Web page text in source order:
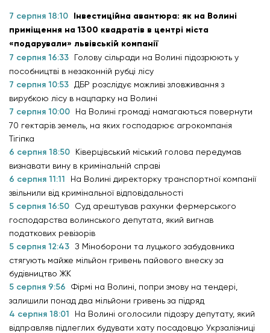
7 серпня 18:10 Інвестиційна авантюра: як на Волині
приміщення на 1300 квадратів в центрі міста
«подарували» львівській компанії
7 серпня 16:33
Голову сільради на Волині підозрюють у
пособництві в незаконній рубці лісу
7 серпня 10:53
ДБР розслідує можливі зловживання з
вирубкою лісу в нацпарку на Волині
7 серпня 10:00
На Волині громаді намагаються повернути
70 гектарів земель, на яких господарює агрокомпанія
Тігіпка
6 серпня 18:50
Ківерцівський міський голова передумав
визнавати вину в кримінальній справі
6 серпня 11:11
На Волині директорку транспортної компанії
звільнили від кримінальної відповідальності
5 серпня 16:50
Суд арештував рахунки фермерського
господарства волинського депутата, який вигнав
податкових ревізорів
5 серпня 12:43 З Міноборони та луцького забудовника
стягують майже мільйон гривень пайового внеску за
будівництво ЖК
5 серпня 9:56
Фірмі на Волині, попри змову на тендері,
залишили понад два мільйони гривень за підряд
4 серпня 18:01
На Волині оголосили підозру депутату, який
відправляв підлеглих будувати хату посадовцю Укрзалізниці